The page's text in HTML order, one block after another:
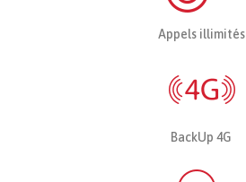
Appels illimités
BackUp 4G